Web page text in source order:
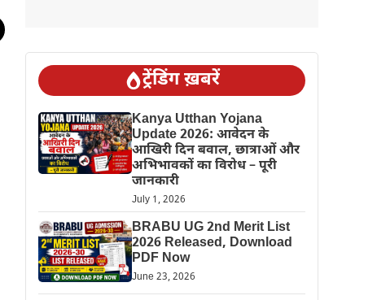
ट्रेंडिंग ख़बरें
Kanya Utthan Yojana
Update 2026: आवेदन के
आखिरी दिन बवाल, छात्राओं और
अभिभावकों का विरोध – पूरी
जानकारी
July 1, 2026
BRABU UG 2nd Merit List
2026 Released, Download
PDF Now
June 23, 2026